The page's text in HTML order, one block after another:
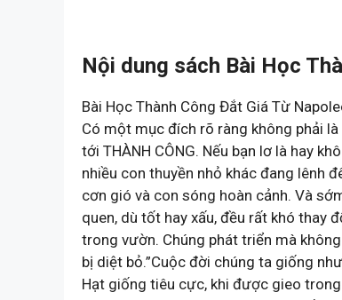
Nội dung sách Bài Học
Bài Học Thành Công Đắt Giá Từ
Có một mục đích rõ ràng không phải
tới THÀNH CÔNG. Nếu bạn lơ là hay
nhiều con thuyền nhỏ khác đang lênh
cơn gió và con sóng hoàn cảnh. Và
quen, dù tốt hay xấu, đều rất khó thay
trong vườn. Chúng phát triển mà
bị diệt bỏ.”Cuộc đời chúng ta giống
Hạt giống tiêu cực, khi được gieo